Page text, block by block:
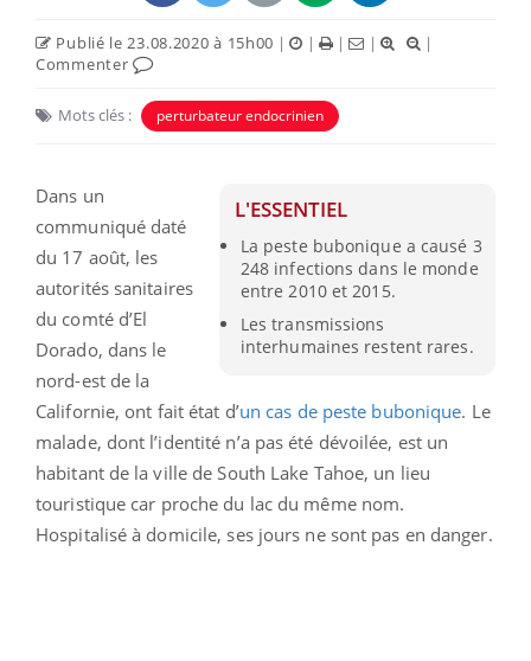
Publié le 23.08.2020 à 15h00 | | | |
|
Commenter
Mots clés : perturbateur endocrinien
L'ESSENTIEL
La peste bubonique a causé 3
248 infections dans le monde
entre 2010 et 2015.
Les transmissions
interhumaines restent rares.
Dans un
communiqué daté
du 17 août, les
autorités sanitaires
du comté d’El
Dorado, dans le
nord-est de la
Californie, ont fait état d’un cas de peste bubonique. Le
malade, dont l’identité n’a pas été dévoilée, est un
habitant de la ville de South Lake Tahoe, un lieu
touristique car proche du lac du même nom.
Hospitalisé à domicile, ses jours ne sont pas en danger.